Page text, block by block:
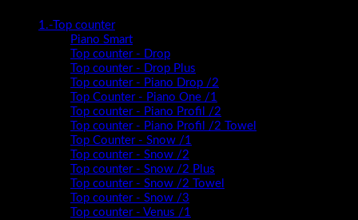
1.-Top counter
Piano Smart
Top counter - Drop
Top counter - Drop Plus
Top counter - Piano Drop /2
Top Counter - Piano One /1
Top counter - Piano Profil /2
Top counter - Piano Profil /2 Towel
Top Counter - Snow /1
Top counter - Snow /2
Top counter - Snow /2 Plus
Top counter - Snow /2 Towel
Top counter - Snow /3
Top counter - Venus /1